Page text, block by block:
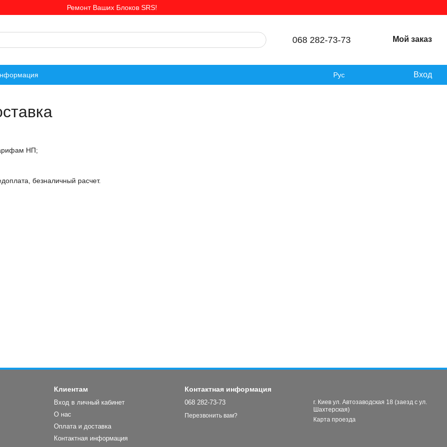
Ремонт Ваших Блоков SRS!
068 282-73-73 Мой заказ
Рус Вход
НП;
безналичный расчет.
Клиентам
Вход в личный кабинет
О нас
Оплата и доставка
Контактная информация
Контактная информация
068 282-73-73
Перезвонить вам?
г. Киев ул. Автозаводская 18 (заезд с ул.
Шахтерская)
Карта проезда